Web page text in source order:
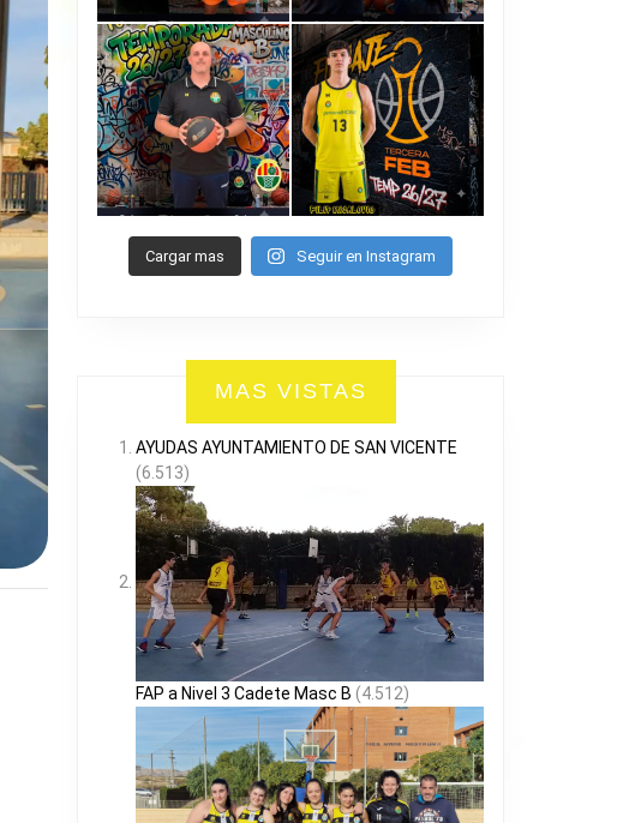
Cargar mas Seguir en Instagram
MAS VISTAS
AYUDAS AYUNTAMIENTO DE SAN VICENTE
(6.513)
FAP a Nivel 3 Cadete Masc B (4.512)